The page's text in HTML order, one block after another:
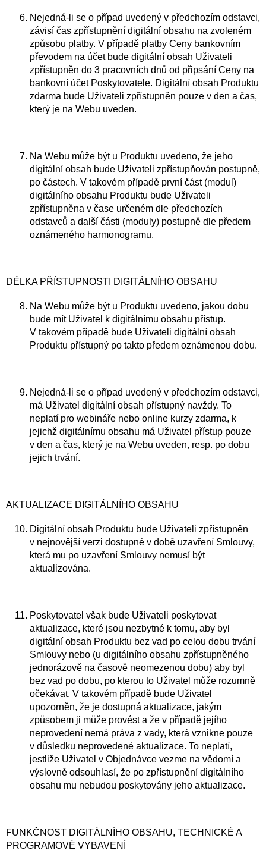
Nejedná-li se o případ uvedený v předchozím odstavci,
závisí čas zpřístupnění digitální obsahu na zvoleném
způsobu platby. V případě platby Ceny bankovním
převodem na účet bude digitální obsah Uživateli
zpřístupněn do 3 pracovních dnů od připsání Ceny na
bankovní účet Poskytovatele. Digitální obsah Produktu
zdarma bude Uživateli zpřístupněn pouze v den a čas,
který je na Webu uveden.
Na Webu může být u Produktu uvedeno, že jeho
digitální obsah bude Uživateli zpřístupňován postupně,
po částech. V takovém případě první část (modul)
digitálního obsahu Produktu bude Uživateli
zpřístupněna v čase určeném dle předchozích
odstavců a další části (moduly) postupně dle předem
oznámeného harmonogramu.
DÉLKA PŘÍSTUPNOSTI DIGITÁLNÍHO OBSAHU
Na Webu může být u Produktu uvedeno, jakou dobu
bude mít Uživatel k digitálnímu obsahu přístup.
V takovém případě bude Uživateli digitální obsah
Produktu přístupný po takto předem oznámenou dobu.
Nejedná-li se o případ uvedený v předchozím odstavci,
má Uživatel digitální obsah přístupný navždy. To
neplatí pro webináře nebo online kurzy zdarma, k
jejichž digitálnímu obsahu má Uživatel přístup pouze
v den a čas, který je na Webu uveden, resp. po dobu
jejich trvání.
AKTUALIZACE DIGITÁLNÍHO OBSAHU
Digitální obsah Produktu bude Uživateli zpřístupněn
v nejnovější verzi dostupné v době uzavření Smlouvy,
která mu po uzavření Smlouvy nemusí být
aktualizována.
Poskytovatel však bude Uživateli poskytovat
aktualizace, které jsou nezbytné k tomu, aby byl
digitální obsah Produktu bez vad po celou dobu trvání
Smlouvy nebo (u digitálního obsahu zpřístupněného
jednorázově na časově neomezenou dobu) aby byl
bez vad po dobu, po kterou to Uživatel může rozumně
očekávat. V takovém případě bude Uživatel
upozorněn, že je dostupná aktualizace, jakým
způsobem ji může provést a že v případě jejího
neprovedení nemá práva z vady, která vznikne pouze
v důsledku neprovedené aktualizace. To neplatí,
jestliže Uživatel v Objednávce vezme na vědomí a
výslovně odsouhlasí, že po zpřístupnění digitálního
obsahu mu nebudou poskytovány jeho aktualizace.
FUNKČNOST DIGITÁLNÍHO OBSAHU, TECHNICKÉ A
PROGRAMOVÉ VYBAVENÍ